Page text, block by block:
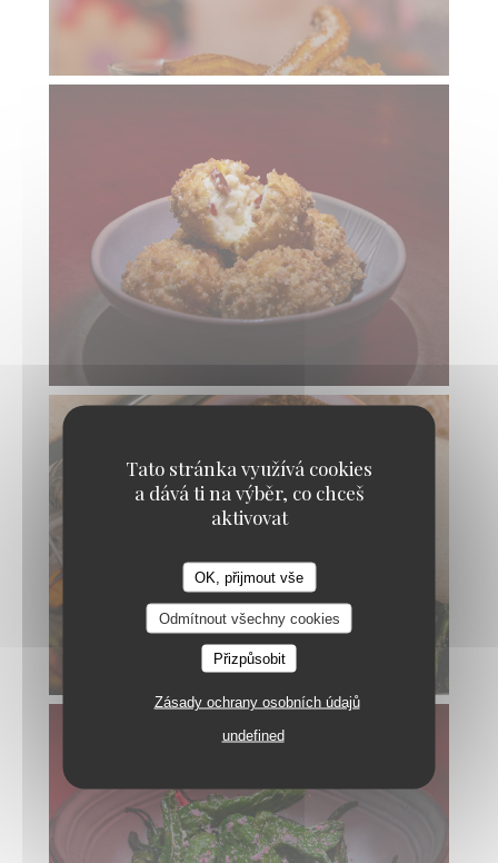
Tato stránka využívá cookies
a dává ti na výběr, co chceš
aktivovat
OK, přijmout vše
Odmítnout všechny cookies
Přizpůsobit
Zásady ochrany osobních údajů
undefined
buenas